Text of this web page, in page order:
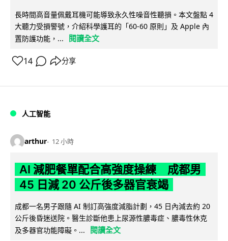
長時間高音量佩戴耳機可能導致永久性噪音性聽損。本文盤點 4
大聽力受損警號，介紹科學護耳的「60-60 原則」及 Apple 內
置防護功能，...
閱讀全文
14 分享
人工智能
arthur 12 小時
AI 減肥餐單配合高強度操練 成都男
45 日減 20 公斤後多器官衰竭
成都一名男子跟隨 AI 制訂高強度減脂計劃，45 日內減去約 20
公斤後昏迷送院。醫生診斷他患上尿源性膿毒症、膿毒性休克
及多器官功能障礙。...
閱讀全文